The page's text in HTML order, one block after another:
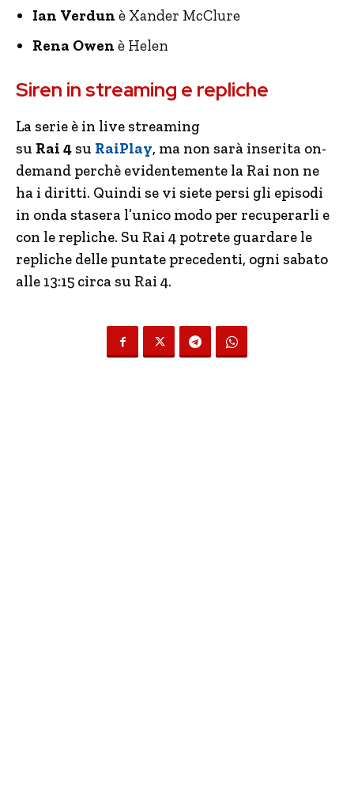
Ian Verdun è Xander McClure
Rena Owen è Helen
Siren in streaming e repliche
La serie è in live streaming
su Rai 4 su RaiPlay, ma non sarà inserita on-
demand perchè evidentemente la Rai non ne
ha i diritti. Quindi se vi siete persi gli episodi
in onda stasera l’unico modo per recuperarli e
con le repliche. Su Rai 4 potrete guardare le
repliche delle puntate precedenti, ogni sabato
alle 13:15 circa su Rai 4.